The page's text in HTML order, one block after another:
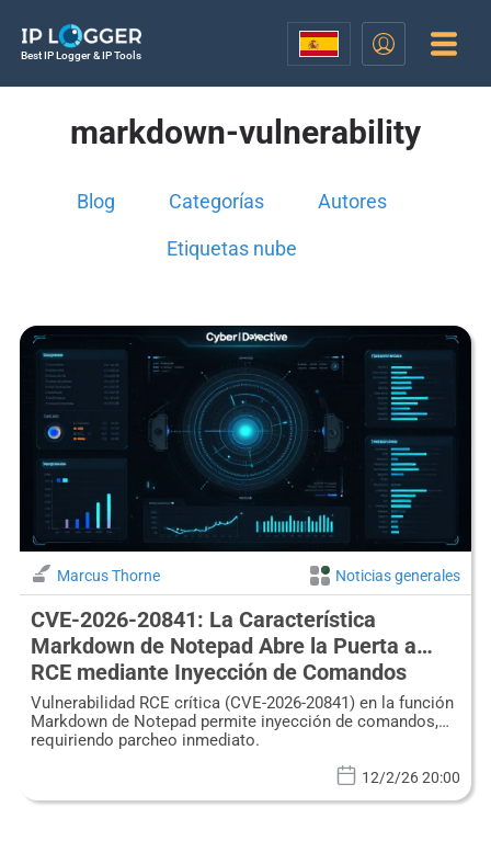
Best IP Logger & IP Tools
markdown-vulnerability
Blog Categorías Autores
Etiquetas nube
Marcus Thorne Noticias generales
CVE-2026-20841: La Característica
Markdown de Notepad Abre la Puerta a
RCE mediante Inyección de Comandos
Vulnerabilidad RCE crítica (CVE-2026-20841) en la función
Markdown de Notepad permite inyección de comandos,
requiriendo parcheo inmediato.
12/2/26 20:00